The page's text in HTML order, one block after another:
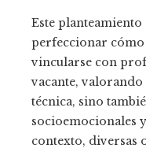
Este
perfeccionar cómo
vincularse con
vacante,
técnica, sino
socioemocionales
contexto, diversas